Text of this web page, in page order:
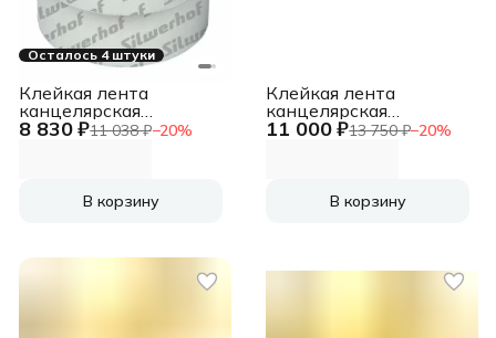
Осталось 4 штуки
8 830 ₽11 038 ₽−20%
Клейкая лента
канцелярская
Silwerhof 481056
В корзину
11 000 ₽13 750 ₽−20%
Клейкая лента
канцелярская
односторонняя Deli
В корзину